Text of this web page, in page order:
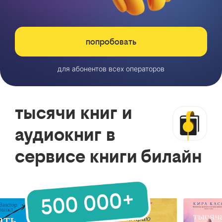
попробовать
для абонентов всех операторов
тысячи книг и
аудиокниг в
сервисе книги билайн